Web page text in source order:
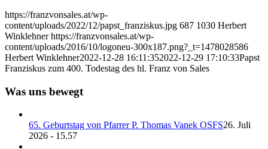
https://franzvonsales.at/wp-
content/uploads/2022/12/papst_franziskus.jpg 687 1030 Herbert
Winklehner https://franzvonsales.at/wp-
content/uploads/2016/10/logoneu-300x187.png?_t=1478028586
Herbert Winklehner2022-12-28 16:11:352022-12-29 17:10:33Papst
Franziskus zum 400. Todestag des hl. Franz von Sales
Was uns bewegt
65. Geburtstag von Pfarrer P. Thomas Vanek OSFS26. Juli
2026 - 15.57